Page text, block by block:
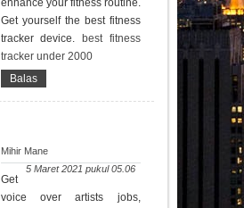
enhance your fitness routine.
Get yourself the best fitness
tracker device. best fitness
tracker under 2000
Balas
Mihir Mane
5 Maret 2021 pukul 05.06
Get
voice over artists jobs,